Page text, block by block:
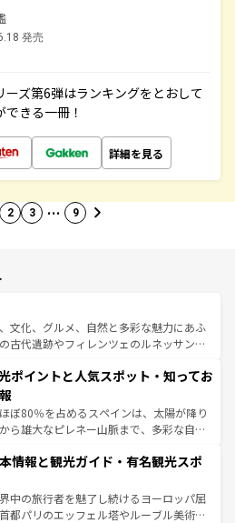
発売
ーズ第6弾はランキングをとおして
できる一冊！
詳細を見る
2 3 … 9
文化、グルメ、自然と多彩な魅力にあふ
の古代遺跡やフィレンツェのルネッサンス
の美しい田園風景やアマルフィ海岸の絶
も見逃せない。観光の合間には、本場の
、絶品のイタリア料理を堪能することも
てから夜眠るまで、すべての瞬間を楽し
リア情報はコンテンツ一覧を参照してほ
ポイントと人気スポット・知ってお
ぼ80％を占めるスペインは、太陽が降り
ら雄大なピレネー山脈まで、多彩な自然
国では、情熱的なフラメンコ、熱気あふ
美味しいタパスが生活の一部となってい
ドの洗練された雰囲気や、バルセロナの
角から、地方では古代ローマ遺跡や中世
情報と観光ガイド・有名観光スポ
中の旅行者を魅了し続けるヨーロッパ屈
都パリのエッフェル塔やルーブル美術館